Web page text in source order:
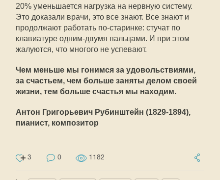
20% уменьшается нагрузка на нервную систему.
Это доказали врачи, это все знают. Все знают и
продолжают работать по-старинке: стучат по
клавиатуре одним-двумя пальцами. И при этом
жалуются, что многого не успевают.
Чем меньше мы гонимся за удовольствиями,
за счастьем, чем больше заняты делом своей
жизни, тем больше счастья мы находим.
Антон Григорьевич Рубинштейн (1829-1894),
пианист, композитор
3 0 1182